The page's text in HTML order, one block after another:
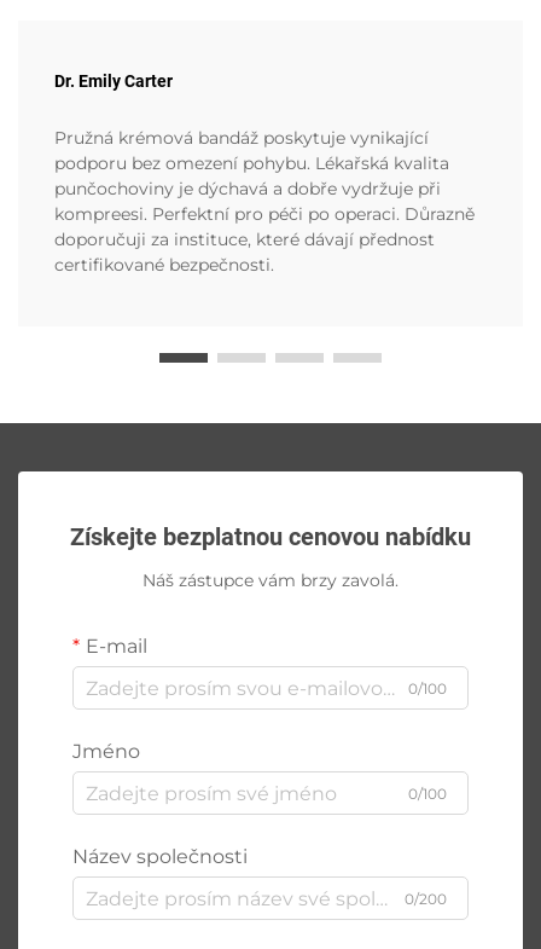
Dr. Emily Carter
Pružná krémová bandáž poskytuje vynikající
podporu bez omezení pohybu. Lékařská kvalita
punčochoviny je dýchavá a dobře vydržuje při
kompreesi. Perfektní pro péči po operaci. Důrazně
doporučuji za instituce, které dávají přednost
certifikované bezpečnosti.
Získejte bezplatnou cenovou nabídku
Náš zástupce vám brzy zavolá.
E-mail
0/100
Jméno
0/100
Název společnosti
0/200